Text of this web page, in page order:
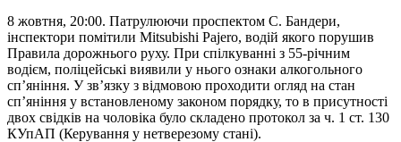
8 жовтня, 20:00. Патрулюючи проспектом С. Бандери,
інспектори помітили Mitsubishi Pajеro, водій якого порушив
Правила дорожнього руху. При спілкуванні з 55-річним
водієм, поліцейські виявили у нього ознаки алкогольного
сп’яніння. У зв’язку з відмовою проходити огляд на стан
сп’яніння у встановленому законом порядку, то в присутності
двох свідків на чоловіка було складено протокол за ч. 1 ст. 130
КУпАП (Керування у нетверезому стані).